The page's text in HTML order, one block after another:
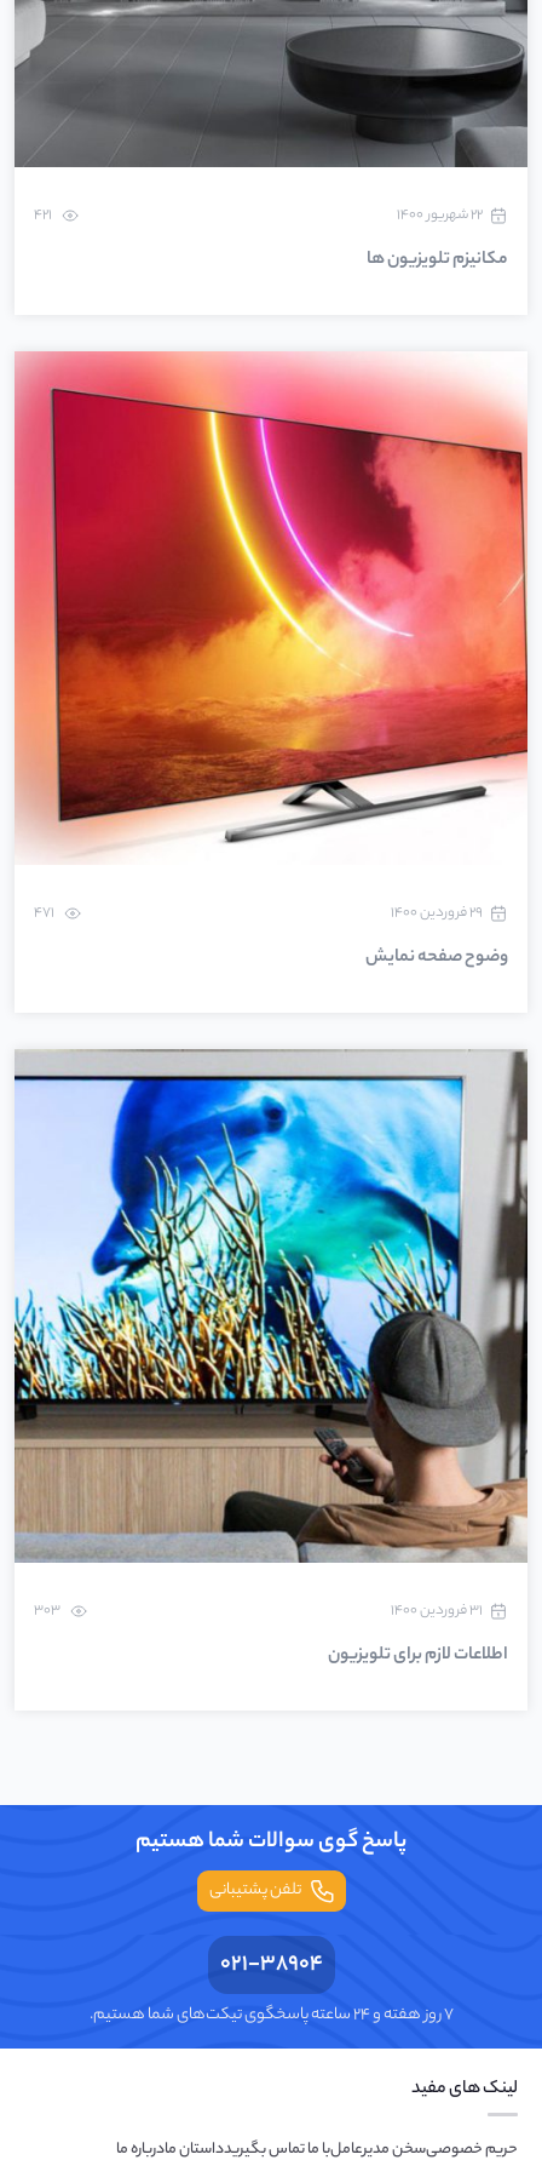
۲۲ شهریور ۱۴۰۰
مکانیزم تلویزیون ها
۲۹ فروردین ۱۴۰۰
وضوح صفحه نمایش
۳۱ فروردین ۱۴۰۰
اطلاعات لازم برای تلویزیون
پاسخ گوی سوالات شما هستیم
تلفن پشتیبانی
021-38904
۷ روز هفته و ۲۴ ساعته پاسخگوی تیکت‌های شما هستیم.
لینک های مفید
حریم خصوصیسخن مدیرعاملبا ما تماس بگیریدداستان مادرباره ما